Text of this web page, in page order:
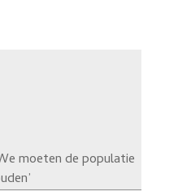
moeten de populatie